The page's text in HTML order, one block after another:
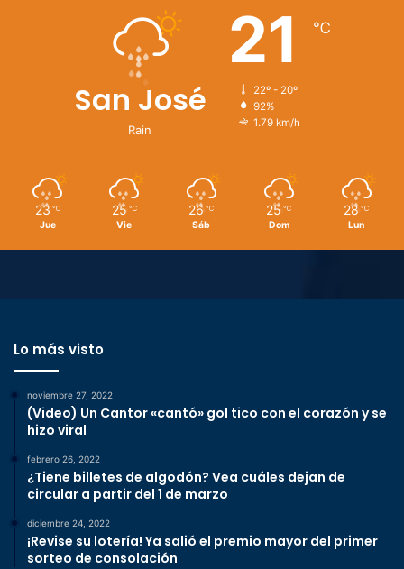
San José
Rain
21 ℃
22º - 20º
92%
1.79 km/h
23 ℃
Jue
25 ℃
Vie
26 ℃
Sáb
25 ℃
Dom
28 ℃
Lun
Lo más visto
noviembre 27, 2022
(Video) Un Cantor «cantó» gol tico con el corazón y se
hizo viral
febrero 26, 2022
¿Tiene billetes de algodón? Vea cuáles dejan de
circular a partir del 1 de marzo
diciembre 24, 2022
¡Revise su lotería! Ya salió el premio mayor del primer
sorteo de consolación